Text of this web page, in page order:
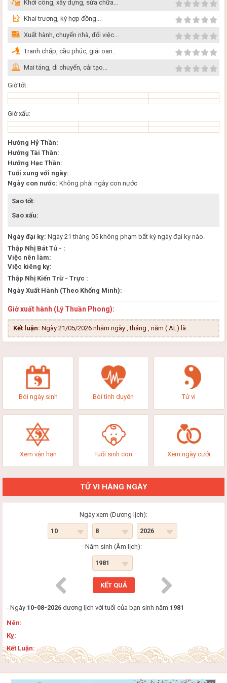
Khởi công, xây dựng, sửa chữa...
Khai trương, ký hợp đồng...
Xuất hành, chuyển nhà, đổi việc...
Tranh chấp, cầu phúc, giải oan..
Mai táng, di chuyển, cải tạo...
Giờ tốt:
Giờ xấu:
Hướng Hỷ Thần:
Hướng Tài Thần:
Hướng Hạc Thần:
Tuổi xung với ngày:
Ngày con nước: Không phải ngày con nước
Sao tốt:
Sao xấu:
Ngày đại kỵ: Ngày 21 tháng 05 không phạm bất kỳ ngày đại kỵ nào.
Thập Nhị Bát Tú - :
Việc nên làm:
Việc kiêng kỵ:
Thập Nhị Kiến Trừ - Trực :
Ngày Xuất Hành (Theo Khổng Minh): -
Giờ xuất hành (Lý Thuần Phong):
Kết luận: Ngày 21/05/2026 nhằm ngày , tháng , năm ( AL) là .
Bói ngày sinh Bói tình duyên Tử vi
Xem vận hạn Tuổi sinh con Xem ngày cưới
TỬ VI HÀNG NGÀY
Ngày xem (Dương lịch):
Năm sinh (Âm lịch):
- Ngày 10-08-2026 dương lịch với tuổi của bạn sinh năm 1981
Nên:
Kỵ:
Kết Luận: